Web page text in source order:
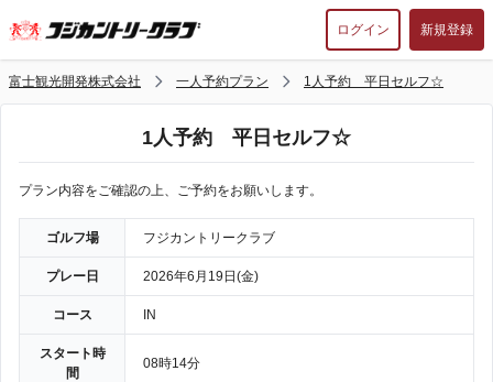
ログイン 新規登録
富士観光開発株式会社 一人予約プラン 1人予約 平日セルフ☆
1人予約 平日セルフ☆
プラン内容をご確認の上、ご予約をお願いします。
ゴルフ場 フジカントリークラブ
プレー日 2026年6月19日(金)
コース IN
スタート時
間
08時14分